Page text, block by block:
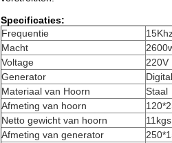
Specificaties:
Frequentie
Macht
Voltage
220V
Generator
Materiaal van Hoorn
Staal
Afmeting van hoorn
Netto gewicht van hoorn
11kgs
Afmeting van generator